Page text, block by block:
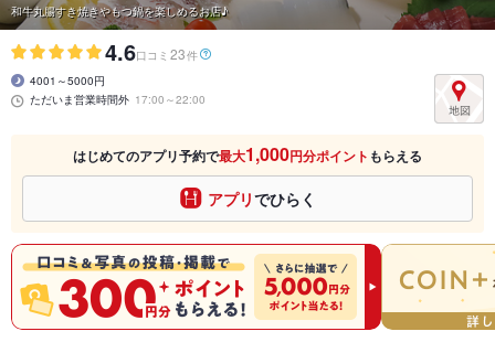
和牛丸腸すき焼きやもつ鍋を楽しめるお店♪
4.6口コミ 23件
4001～5000円
ただいま営業時間外 17:00～22:00
はじめてのアプリ予約で最大1,000円分ポイント もらえる
アプリでひらく